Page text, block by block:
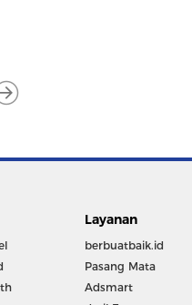
Layanan
berbuatbaik.id
Pasang Mata
Adsmart